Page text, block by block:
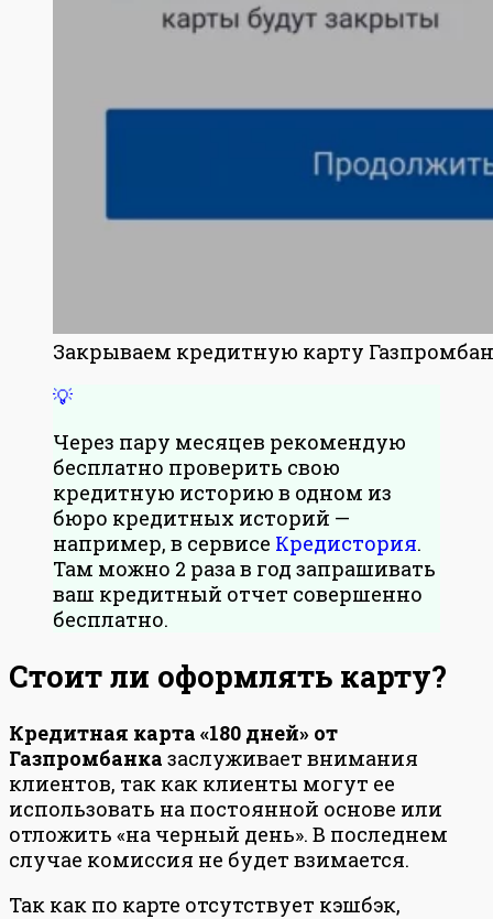
Закрываем кредитную карту
Через пару месяцев рекомендую
бесплатно проверить свою
кредитную историю в одном из
бюро кредитных историй —
например, в сервисе Кредистория.
Там можно 2 раза в год запрашивать
ваш кредитный отчет совершенно
бесплатно.
Стоит ли оформлять карту?
Кредитная карта «180 дней» от
Газпромбанка заслуживает внимания
клиентов, так как клиенты могут ее
использовать на постоянной основе или
отложить «на черный день». В последнем
случае комиссия не будет взимается.
Так как по карте отсутствует кэшбэк,